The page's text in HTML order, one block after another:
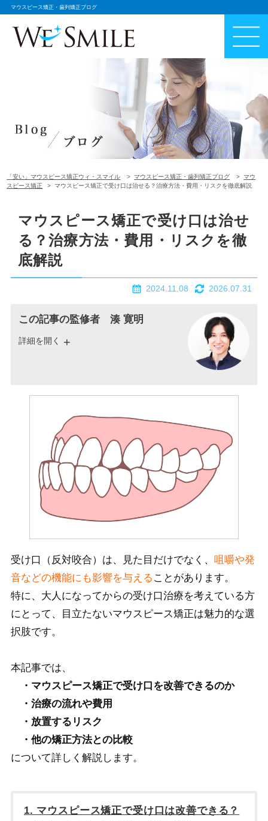
マウスピース矯正・歯列矯正ブログ
「安い」マウスピース矯正ウィ・スマイル マウスピース矯正・歯列矯正ブログ
マウ
スピース矯正
マウスピース矯正で受け口は治せる？治療方法・費用・リスクを徹底解説
マウスピース矯正で受け口は治せ
る？治療方法・費用・リスクを徹
底解説
2024.11.08 2026.07.31
この記事の監修者 湊 寛明
詳細を開く
受け口（反対咬合）は、見た目だけでなく、 咀嚼や発
音などの機能にも影響を与える ことがあります。
特に、大人になってからの受け口治療を考えている方
にとって、目立たないマウスピース矯正は魅力的な選
択肢です。
本記事では、
・マウスピース矯正で受け口を改善できるのか
・治療の流れや費用
・放置するリスク
・他の矯正方法との比較
について詳しく解説します。
1. マウスピース矯正で受け口は改善できる？